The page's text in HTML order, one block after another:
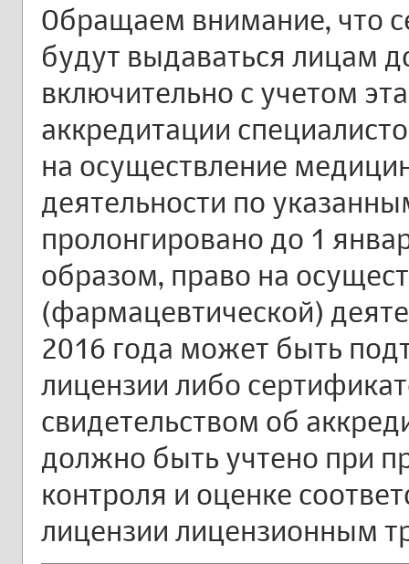
Обращаем внимание, что
будут выдаваться лицам
включительно с учетом
аккредитации
на осуществление
деятельности по
пролонгировано до 1
образом, право на
(фармацевтической)
2016 года может быть
лицензии либо
свидетельством об
должно быть учтено при
контроля и оценке
лицензии лицензионным